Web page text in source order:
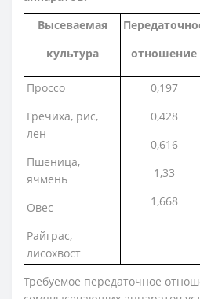
Высеваемая
культура
отношение
Проссо
Гречиха, рис,
лен
Пшеница,
ячмень
Овес
Райграс,
лисохвост
0,197
0,428
0,616
1,33
1,668
Требуемое передаточное